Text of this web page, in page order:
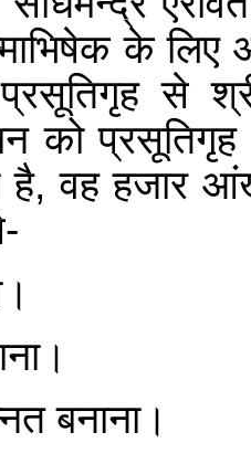
के लिए
प्रसूतिगृह से
को
है, वह
बनाना।